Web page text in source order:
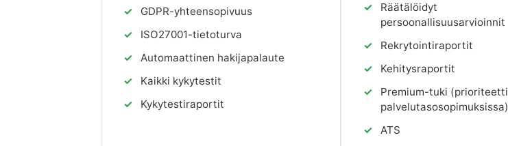
✓
GDPR-yhteensopivuus
✓
ISO27001-tietoturva
✓
Automaattinen hakijapalaute
✓
Kaikki kykytestit
✓
Kykytestiraportit
✓
Räätälöidyt
persoonallisuusarvioinnit
✓
Rekrytointiraportit
✓
Kehitysraportit
✓
Premium-tuki (prioriteetti
palvelutasosopimuksissa)
✓
ATS